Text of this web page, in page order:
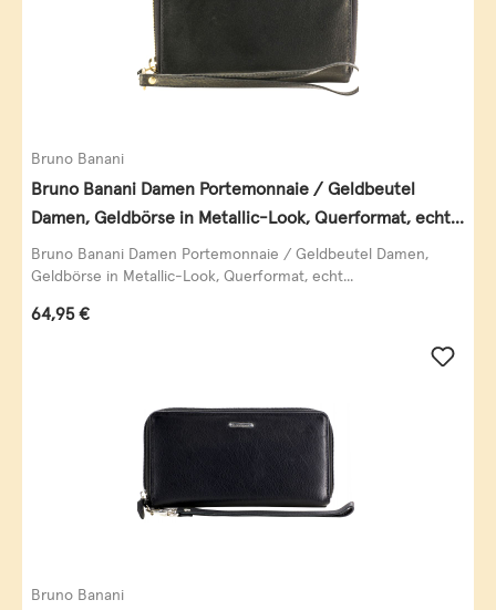
Bruno Banani
Bruno Banani Damen Portemonnaie / Geldbeutel
Damen, Geldbörse in Metallic-Look, Querformat, echt
Leder, schwarz-gold
Bruno Banani Damen Portemonnaie / Geldbeutel Damen,
Geldbörse in Metallic-Look, Querformat, echt...
Regulärer Preis:
64,95 €
Bruno Banani